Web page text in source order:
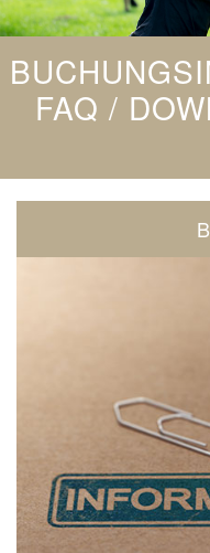
FAQ /